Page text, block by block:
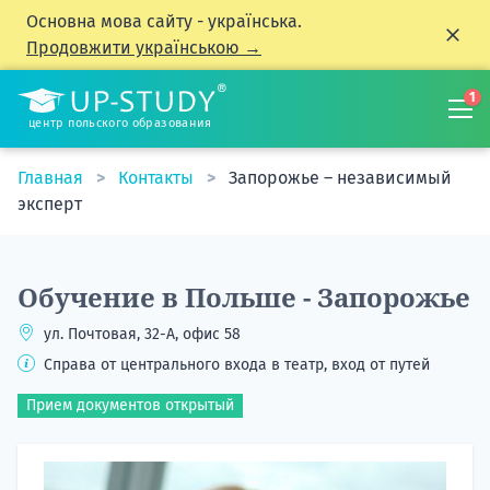
Основна мова сайту - українська.
Продовжити українською →
центр польского образования
1
Главная Контакты
Запорожье – независимый
эксперт
Обучение в Польше - Запорожье
ул. Почтовая, 32-А, офис 58
Справа от центрального входа в театр, вход от путей
Прием документов открытый